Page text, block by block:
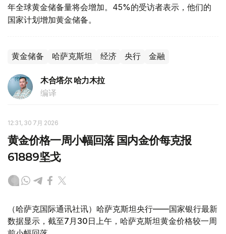
年全球黄金储备量将会增加。45%的受访者表示，他们的
国家计划增加黄金储备。
黄金储备 哈萨克斯坦 经济 央行 金融
木合塔尔 哈力木拉
编译
12:31, 30 7月 2026
黄金价格一周小幅回落 国内金价每克报
61889坚戈
（哈萨克国际通讯社讯）哈萨克斯坦央行——国家银行最新
数据显示，截至7月30日上午，哈萨克斯坦黄金价格较一周